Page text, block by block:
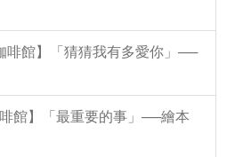
啡館】「猜猜我有多愛你」──
館】「最重要的事」──繪本